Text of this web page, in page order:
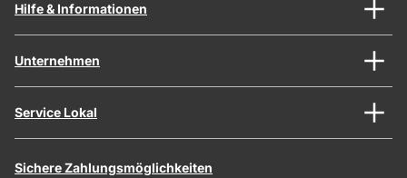
Hilfe & Informationen
Unternehmen
Service Lokal
Sichere Zahlungsmöglichkeiten